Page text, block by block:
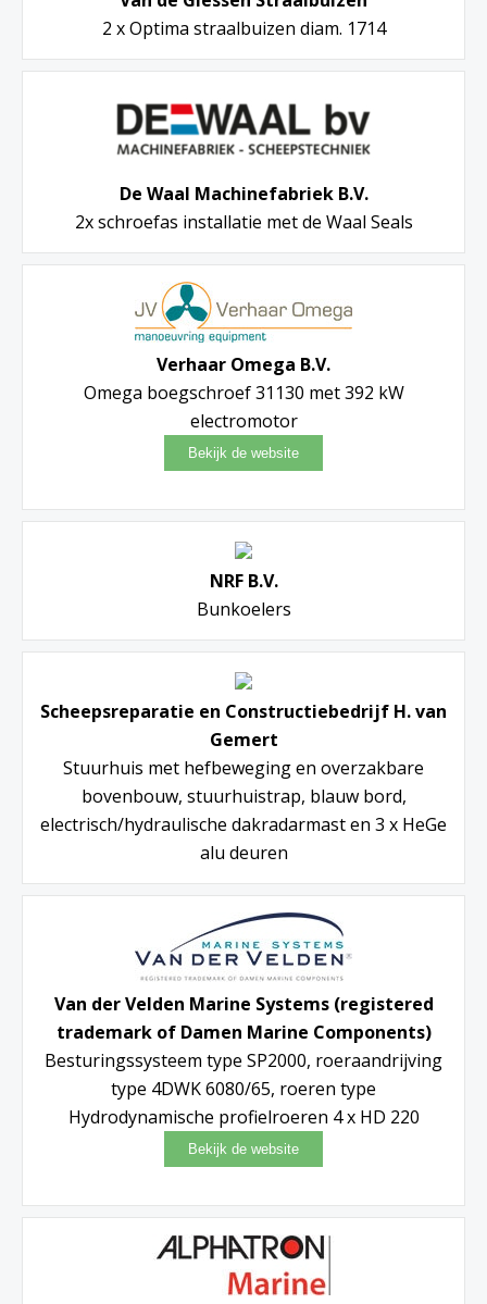
2 x Optima straalbuizen diam. 1714
De Waal Machinefabriek B.V.
2x schroefas installatie met de Waal Seals
Verhaar Omega B.V.
Omega boegschroef 31130 met 392 kW
electromotor
NRF B.V.
Bunkoelers
Scheepsreparatie en Constructiebedrijf H. van
Gemert
Stuurhuis met hefbeweging en overzakbare
bovenbouw, stuurhuistrap, blauw bord,
electrisch/hydraulische dakradarmast en 3 x HeGe
alu deuren
Van der Velden Marine Systems (registered
trademark of Damen Marine Components)
Besturingssysteem type SP2000, roeraandrijving
type 4DWK 6080/65, roeren type
Hydrodynamische profielroeren 4 x HD 220